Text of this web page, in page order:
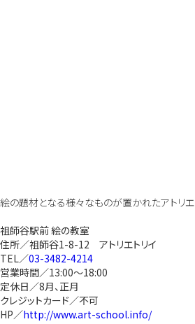
絵の題材となる様々なものが置かれたアトリエ
祖師谷駅前 絵の教室
住所／祖師谷1-8-12 アトリエトリイ
TEL／03-3482-4214
営業時間／13:00～18:00
定休日／8月、正月
クレジットカード／不可
HP／http://www.art-school.info/